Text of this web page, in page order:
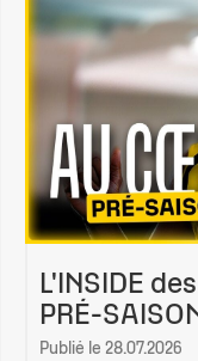
L'INSIDE
PRÉ-SAISON
Publié le 28.07.2026